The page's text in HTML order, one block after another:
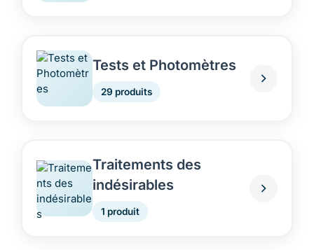
Tests et Photomètres
29 produits
Traitements des
indésirables
1 produit